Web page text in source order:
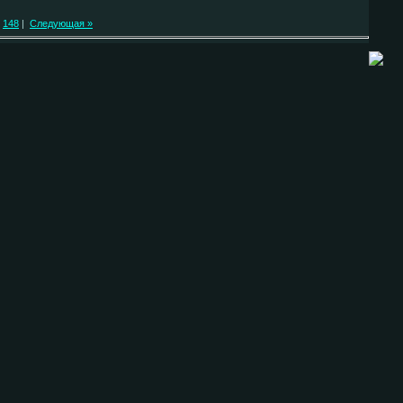
148 | Следующая »